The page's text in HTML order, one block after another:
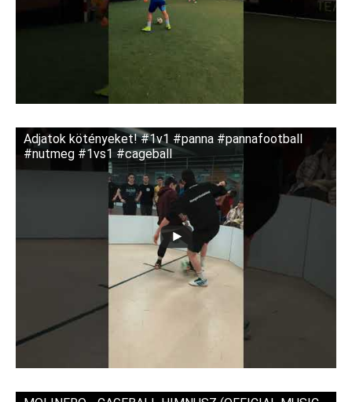
Adjatok kötényeket! #1v1 #panna #pannafootball
#nutmeg #1vs1 #cageball